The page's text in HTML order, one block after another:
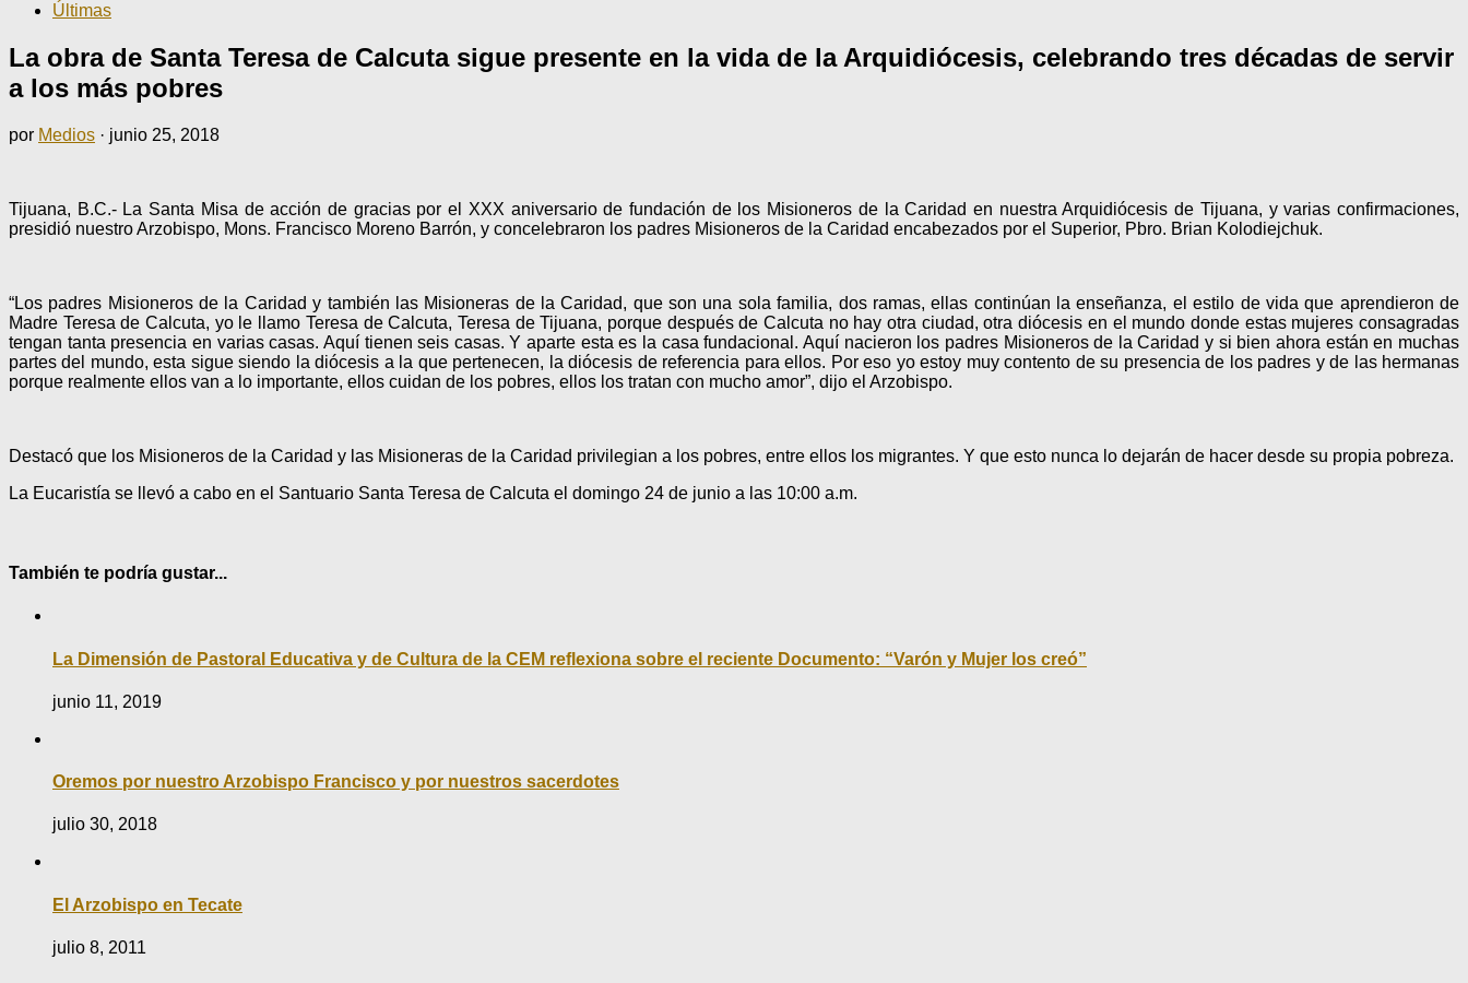
Últimas
La obra de Santa Teresa de Calcuta sigue presente en la vida de la Arquidiócesis, celebrando tres décadas de servir
a los más pobres
por Medios · junio 25, 2018
Tijuana, B.C.- La Santa Misa de acción de gracias por el XXX aniversario de fundación de los Misioneros de la Caridad en nuestra Arquidiócesis de Tijuana, y varias confirmaciones,
presidió nuestro Arzobispo, Mons. Francisco Moreno Barrón, y concelebraron los padres Misioneros de la Caridad encabezados por el Superior, Pbro. Brian Kolodiejchuk.
“Los padres Misioneros de la Caridad y también las Misioneras de la Caridad, que son una sola familia, dos ramas, ellas continúan la enseñanza, el estilo de vida que aprendieron de
Madre Teresa de Calcuta, yo le llamo Teresa de Calcuta, Teresa de Tijuana, porque después de Calcuta no hay otra ciudad, otra diócesis en el mundo donde estas mujeres consagradas
tengan tanta presencia en varias casas. Aquí tienen seis casas. Y aparte esta es la casa fundacional. Aquí nacieron los padres Misioneros de la Caridad y si bien ahora están en muchas
partes del mundo, esta sigue siendo la diócesis a la que pertenecen, la diócesis de referencia para ellos. Por eso yo estoy muy contento de su presencia de los padres y de las hermanas
porque realmente ellos van a lo importante, ellos cuidan de los pobres, ellos los tratan con mucho amor”, dijo el Arzobispo.
Destacó que los Misioneros de la Caridad y las Misioneras de la Caridad privilegian a los pobres, entre ellos los migrantes. Y que esto nunca lo dejarán de hacer desde su propia pobreza.
La Eucaristía se llevó a cabo en el Santuario Santa Teresa de Calcuta el domingo 24 de junio a las 10:00 a.m.
También te podría gustar...
La Dimensión de Pastoral Educativa y de Cultura de la CEM reflexiona sobre el reciente Documento: “Varón y Mujer los creó”
junio 11, 2019
Oremos por nuestro Arzobispo Francisco y por nuestros sacerdotes
julio 30, 2018
El Arzobispo en Tecate
julio 8, 2011